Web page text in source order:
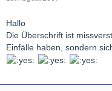
Hallo
Die Überschrift ist
Einfälle haben, sondern